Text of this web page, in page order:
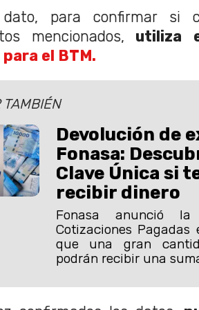
dato, para confirmar si
mencionados, utiliza
el BTM.
TAMBIÉN
Devolución de
Fonasa:
Clave Única si
recibir dinero
Fonasa anunció la
Cotizaciones Pagadas
que una gran
podrán recibir una